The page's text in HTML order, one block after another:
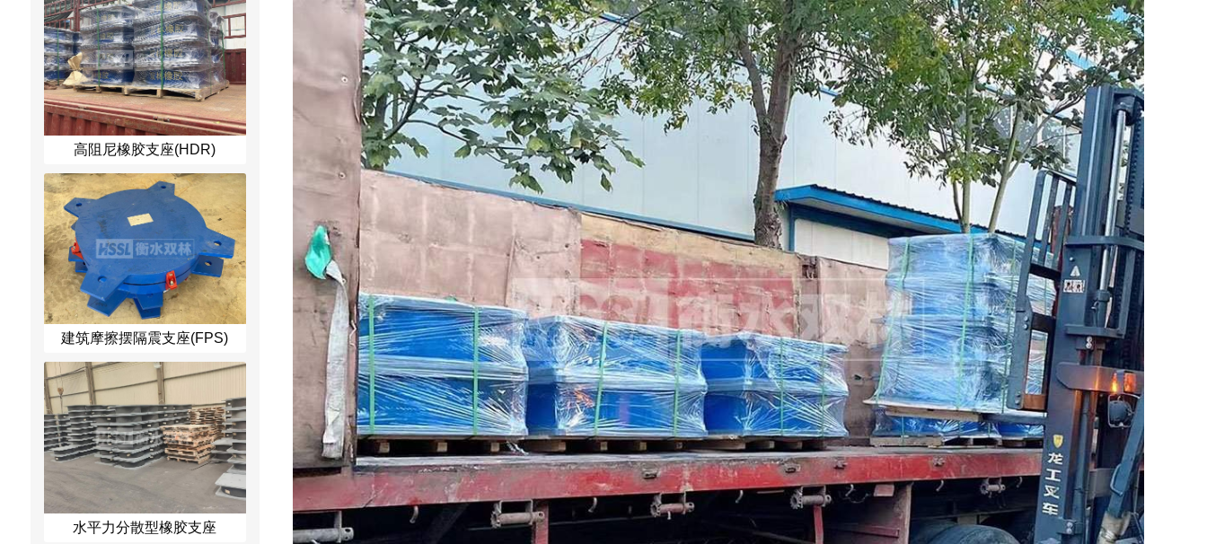
高阻尼橡胶支座(HDR)
建筑摩擦摆隔震支座(FPS)
水平力分散型橡胶支座